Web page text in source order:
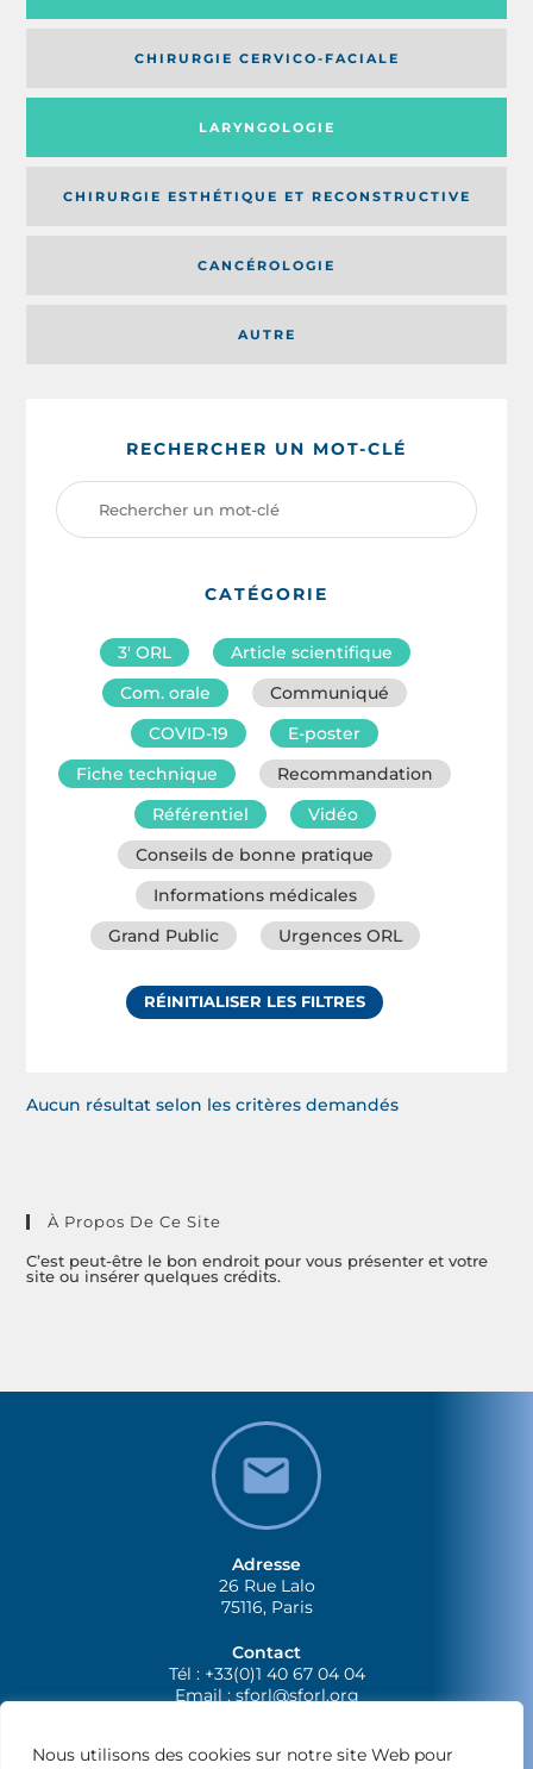
Nous utilisons des cookies sur notre site Web pour
CHIRURGIE CERVICO-FACIALE
AUTRE
LARYNGOLOGIE
CHIRURGIE ESTHÉTIQUE ET RECONSTRUCTIVE
CANCÉROLOGIE
RECHERCHER UN MOT-CLÉ
CATÉGORIE
3′ ORL
Article scientifique
Com. orale
Communiqué
COVID-19
E-poster
Fiche technique
Recommandation
Référentiel
Vidéo
Conseils de bonne pratique
Informations médicales
Grand Public
Urgences ORL
RÉINITIALISER LES FILTRES
Aucun résultat selon les critères demandés
À Propos De Ce Site
C’est peut-être le bon endroit pour vous présenter et votre
site ou insérer quelques crédits.
Adresse
26 Rue Lalo
75116, Paris
Contact
Tél : +33(0)1 40 67 04 04
Email :sforl@sforl.org